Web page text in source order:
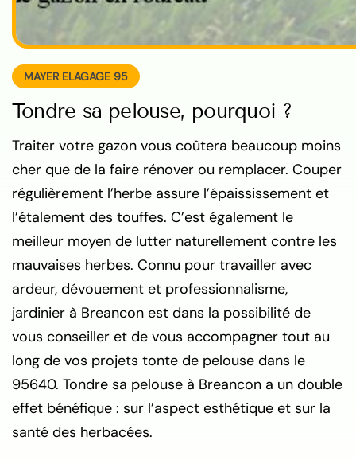
MAYER ELAGAGE 95
Tondre sa pelouse, pourquoi ?
Traiter votre gazon vous coûtera beaucoup moins
cher que de la faire rénover ou remplacer. Couper
régulièrement l’herbe assure l’épaississement et
l’étalement des touffes. C’est également le
meilleur moyen de lutter naturellement contre les
mauvaises herbes. Connu pour travailler avec
ardeur, dévouement et professionnalisme,
jardinier à Breancon est dans la possibilité de
vous conseiller et de vous accompagner tout au
long de vos projets tonte de pelouse dans le
95640. Tondre sa pelouse à Breancon a un double
effet bénéfique : sur l’aspect esthétique et sur la
santé des herbacées.